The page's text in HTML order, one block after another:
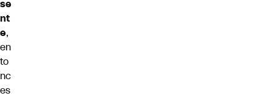
se
nt
e,
en
to
nc
es